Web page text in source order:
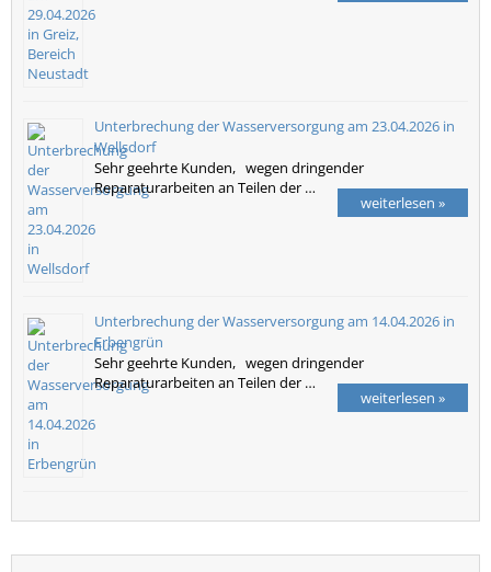
Unterbrechung der Wasserversorgung am 23.04.2026 in
Wellsdorf
Sehr geehrte Kunden, wegen dringender
Reparaturarbeiten an Teilen der …
weiterlesen »
Unterbrechung der Wasserversorgung am 14.04.2026 in
Erbengrün
Sehr geehrte Kunden, wegen dringender
Reparaturarbeiten an Teilen der …
weiterlesen »